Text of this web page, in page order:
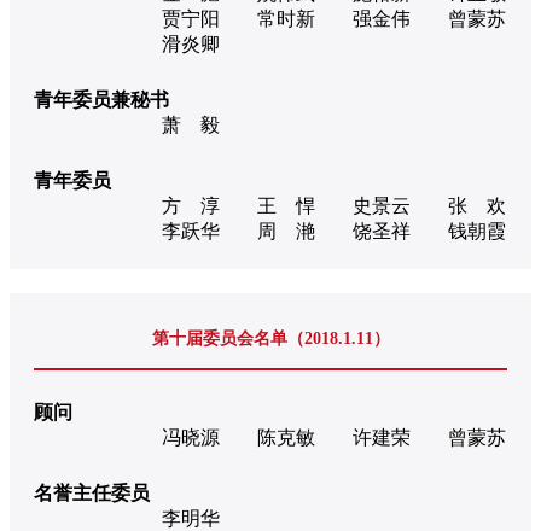
贾宁阳
常时新 强金伟
曾蒙苏
滑炎卿
青年委员兼秘书
萧 毅
青年委员
方 淳
王 悍 史景云
张 欢
李跃华
周 滟 饶圣祥 钱朝霞
第十届委员会名单（2018.1.11）
顾问
冯晓源
陈克敏 许建荣 曾蒙苏
名誉主任委员
李明华